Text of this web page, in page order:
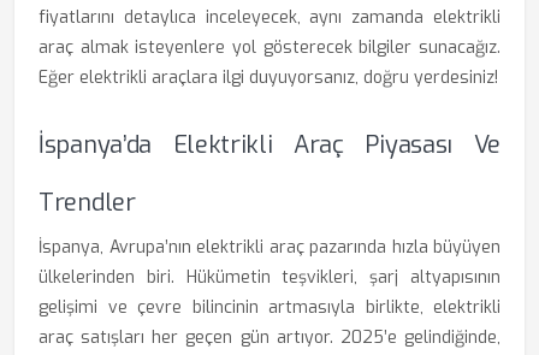
fiyatlarını detaylıca inceleyecek, aynı zamanda elektrikli
araç almak isteyenlere yol gösterecek bilgiler sunacağız.
Eğer elektrikli araçlara ilgi duyuyorsanız, doğru yerdesiniz!
İspanya’da Elektrikli Araç Piyasası Ve
Trendler
İspanya, Avrupa’nın elektrikli araç pazarında hızla büyüyen
ülkelerinden biri. Hükümetin teşvikleri, şarj altyapısının
gelişimi ve çevre bilincinin artmasıyla birlikte, elektrikli
araç satışları her geçen gün artıyor. 2025’e gelindiğinde,